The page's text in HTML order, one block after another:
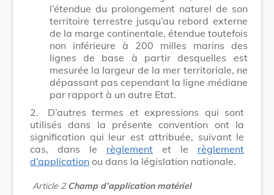
l’étendue du prolongement naturel de son
territoire terrestre jusqu’au rebord externe
de la marge continentale, étendue toutefois
non inférieure à 200 milles marins des
lignes de base à partir desquelles est
mesurée la largeur de la mer territoriale, ne
dépassant pas cependant la ligne médiane
par rapport à un autre Etat.
2.
D’autres termes et expressions qui sont
utilisés dans la présente convention ont la
signification qui leur est attribuée, suivant le
cas, dans le règlement et le règlement
d’application ou dans la législation nationale.
Article 2 Champ d’application matériel